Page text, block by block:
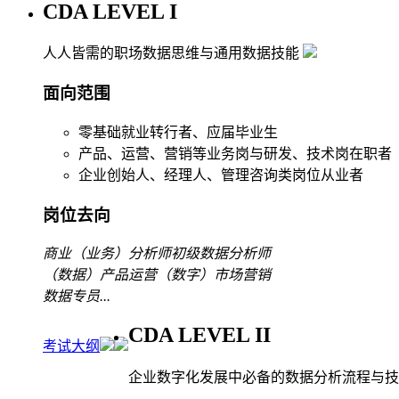
CDA LEVEL I
人人皆需的职场数据思维与通用数据技能
面向范围
零基础就业转行者、应届毕业生
产品、运营、营销等业务岗与研发、技术岗在职者
企业创始人、经理人、管理咨询类岗位从业者
岗位去向
商业（业务）分析师初级数据分析师
（数据）产品运营（数字）市场营销
数据专员...
考试大纲 CDA LEVEL II
企业数字化发展中必备的数据分析流程与